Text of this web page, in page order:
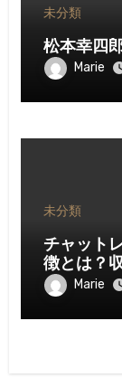
未分類
松本幸四
Marie
未分類
チャット
徴とは？
いポイン
Marie